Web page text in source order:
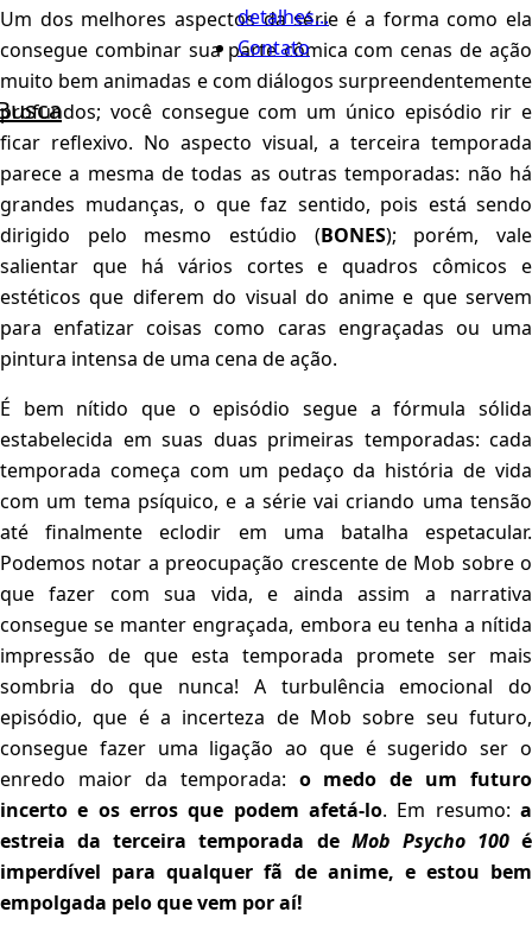
detalhes...
Contato
Um dos melhores aspectos da série é a forma como ela
consegue combinar sua parte cômica com cenas de ação
muito bem animadas e com diálogos surpreendentemente
profundos; você consegue com um único episódio rir e
ficar reflexivo. No aspecto visual, a terceira temporada
parece a mesma de todas as outras temporadas: não há
grandes mudanças, o que faz sentido, pois está sendo
dirigido pelo mesmo estúdio (BONES); porém, vale
salientar que há vários cortes e quadros cômicos e
estéticos que diferem do visual do anime e que servem
para enfatizar coisas como caras engraçadas ou uma
pintura intensa de uma cena de ação.
É bem nítido que o episódio segue a fórmula sólida
estabelecida em suas duas primeiras temporadas: cada
temporada começa com um pedaço da história de vida
com um tema psíquico, e a série vai criando uma tensão
até finalmente eclodir em uma batalha espetacular.
Podemos notar a preocupação crescente de Mob sobre o
que fazer com sua vida, e ainda assim a narrativa
consegue se manter engraçada, embora eu tenha a nítida
impressão de que esta temporada promete ser mais
sombria do que nunca! A turbulência emocional do
episódio, que é a incerteza de Mob sobre seu futuro,
consegue fazer uma ligação ao que é sugerido ser o
enredo maior da temporada: o medo de um futuro
incerto e os erros que podem afetá-lo. Em resumo: a
estreia da terceira temporada de Mob Psycho 100é
imperdível para qualquer fã de anime, e estou bem
empolgada pelo que vem por aí!